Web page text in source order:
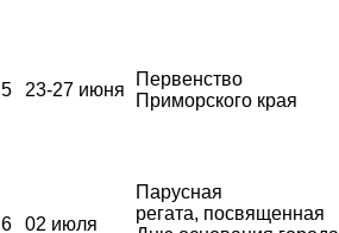
5 23-27 июня
Первенство
Приморского края
6 02 июля
Парусная
регата, посвященная